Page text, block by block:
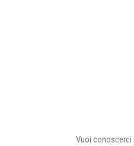
Vuoi conoscerci